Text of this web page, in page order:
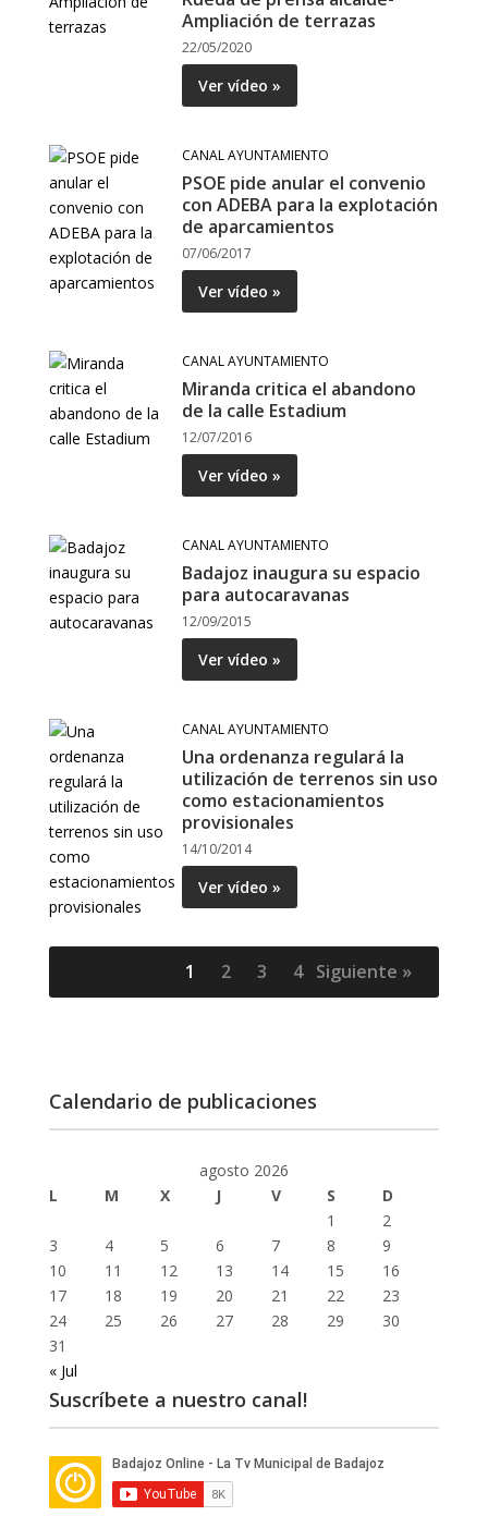
Ampliación de terrazas
22/05/2020
Ver vídeo »
CANAL AYUNTAMIENTO
PSOE pide anular el convenio
con ADEBA para la explotación
de aparcamientos
07/06/2017
Ver vídeo »
CANAL AYUNTAMIENTO
Miranda critica el abandono
de la calle Estadium
12/07/2016
Ver vídeo »
CANAL AYUNTAMIENTO
Badajoz inaugura su espacio
para autocaravanas
12/09/2015
Ver vídeo »
CANAL AYUNTAMIENTO
Una ordenanza regulará la
utilización de terrenos sin uso
como estacionamientos
provisionales
14/10/2014
Ver vídeo »
1 2 3 4 Siguiente »
Calendario de publicaciones
agosto 2026
L
M X J V S
D
1
2
3
4 5 6 7 8
9
10
11 12 13 14 15
16
17
18 19 20 21 22
23
24
25 26 27 28 29
30
31
« Jul
Suscríbete a nuestro canal!